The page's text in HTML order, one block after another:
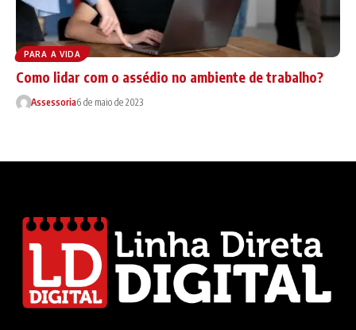
PARA A VIDA
Como lidar com o assédio no ambiente de trabalho?
Assessoria6 de maio de 2023